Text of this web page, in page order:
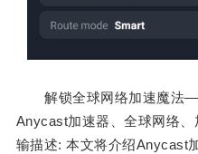
解锁全球网络加速魔法
Anycast加速器、全球网络
输描述: 本文将介绍Anycast